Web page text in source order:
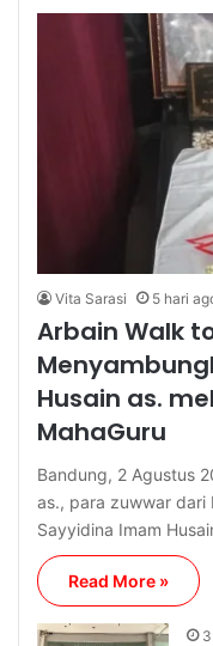
Vita Sarasi 5 hari
Arbain Walk
Husain as.
MahaGuru
Bandung, 2 Agustus
as., para zuwwar dari
Sayyidina Imam
Read More »